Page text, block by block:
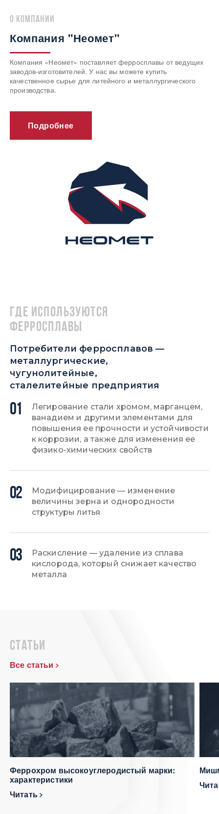
о компании
Компания "Неомет"
Компания «Неомет» поставляет ферросплавы от ведущих
заводов-изготовителей. У нас вы можете купить
качественное сырье для литейного и металлургического
производства.
Подробнее
Где используются
ферросплавы
Потребители ферросплавов —
металлургические,
чугунолитейные,
сталелитейные предприятия
01
Легирование стали хромом, марганцем,
ванадием и другими элементами для
повышения ее прочности и устойчивости
к коррозии, а также для изменения ее
физико-химических свойств
02
Модифицирование — изменение
величины зерна и однородности
структуры литья
03
Раскисление — удаление из сплава
кислорода, который снижает качество
металла
статьи
Все статьи
Феррохром высокоуглеродистый марки:
характеристики
Читать